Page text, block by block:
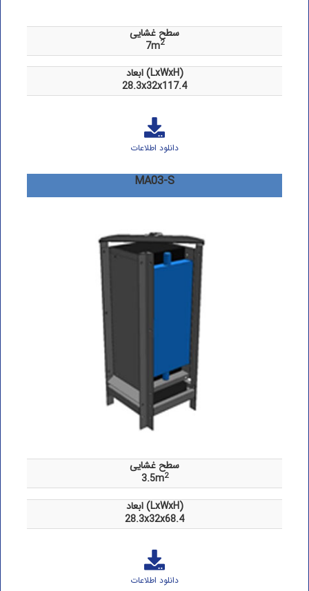
سطح غشایی
7m2
ابعاد (LxWxH)
28.3x32x117.4
دانلود اطلاعات
MA03-S
سطح غشایی
3.5m2
ابعاد (LxWxH)
28.3x32x68.4
دانلود اطلاعات